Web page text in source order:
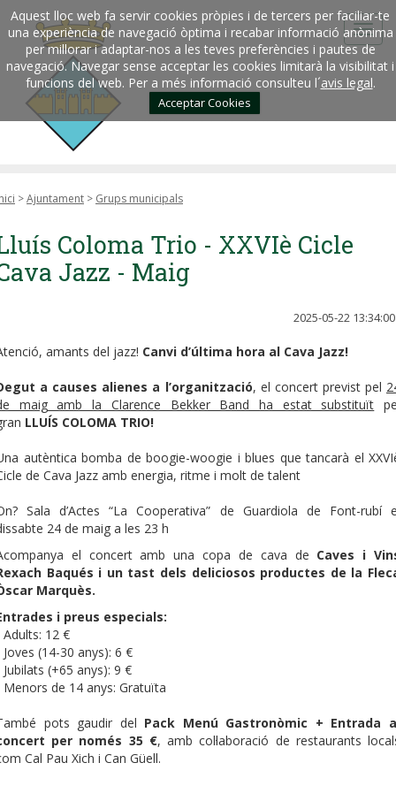
Aquest lloc web fa servir cookies pròpies i de tercers per faciliar-te
una experiència de navegació òptima i recabar informació anònima
per millorar i adaptar-nos a les teves preferències i pautes de
navegació. Navegar sense acceptar les cookies limitarà la visibilitat i
funcions del web. Per a més informació consulteu l´avis legal.
Acceptar Cookies
>Ajuntament > Grups municipals
Coloma Trio - XXVIè Cicle
Jazz - Maig
2025-05-22 13:34:00
amants del jazz! Canvi d’última hora al Cava Jazz!
a causes alienes a l’organització, el concert previst pel
maig amb la Clarence Bekker Band ha estat substituït
LLUÍS COLOMA TRIO!
autèntica bomba de boogie-woogie i blues que tancarà el
de Cava Jazz amb energia, ritme i molt de talent
Sala d’Actes “La Cooperativa” de Guardiola de Font-rubí
24 de maig a les 23 h
el concert amb una copa de cava de Caves i
Baqués i un tast dels deliciosos productes de la
Marquès.
i preus especials:
Adults: 12 €
Joves (14-30 anys): 6 €
Jubilats (+65 anys): 9 €
Menors de 14 anys: Gratuïta
pots gaudir del Pack Menú Gastronòmic + Entrada
per només 35 €, amb col·laboració de restaurants
Cal Pau Xich i Can Güell.